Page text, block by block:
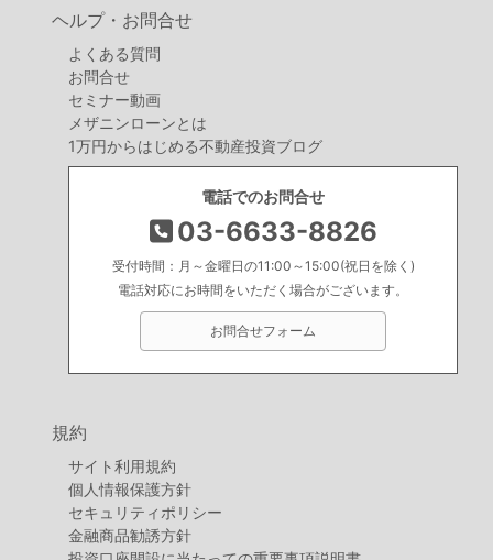
ヘルプ・お問合せ
よくある質問
お問合せ
セミナー動画
メザニンローンとは
1万円からはじめる不動産投資ブログ
電話でのお問合せ
03-6633-8826
受付時間：月～金曜日の11:00～15:00(祝日を除く)
電話対応にお時間をいただく場合がございます。
お問合せフォーム
規約
サイト利用規約
個人情報保護方針
セキュリティポリシー
金融商品勧誘方針